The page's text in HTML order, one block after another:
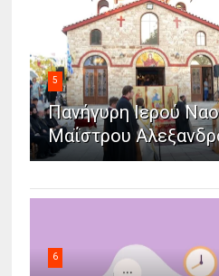
5
Πανήγυρη Ιερού
Μαΐστρου
6